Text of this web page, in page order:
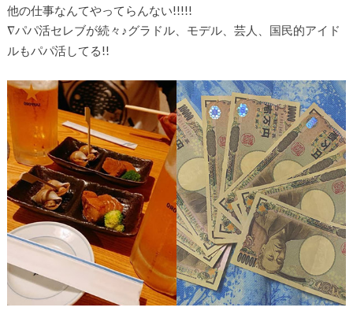
他の仕事なんてやってらんない!!!!!
∇パパ活セレブが続々♪グラドル、モデル、芸人、国民的アイド
ルもパパ活してる!!